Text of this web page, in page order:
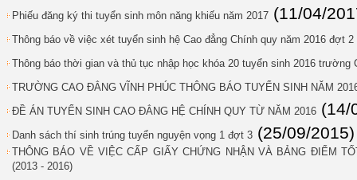
Phiếu đăng ký thi tuyển sinh môn năng khiếu năm 2017 (11/04/
Thông báo về việc xét tuyển sinh hệ Cao đẳng Chính quy năm 2016 đợt 2
Thông báo thời gian và thủ tục nhập học khóa 20 tuyển sinh 2016 trường
TRƯỜNG CAO ĐẲNG VĨNH PHÚC THÔNG BÁO TUYỂN SINH NĂM
ĐỀ ÁN TUYỂN SINH CAO ĐẲNG HỆ CHÍNH QUY TỪ NĂM 2016 (14/
Danh sách thí sinh trúng tuyển nguyện vọng 1 đợt 3 (25/09/2015)
THÔNG BÁO VỀ VIỆC CẤP GIẤY CHỨNG NHẬN VÀ BẢNG ĐIỂM
(2013 - 2016)